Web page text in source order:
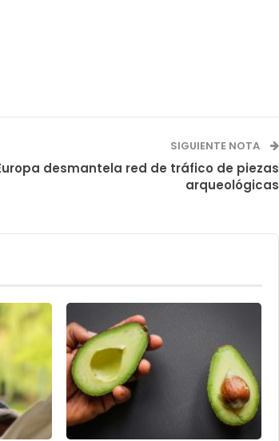
SIGUIENTE NOTA
desmantela red de tráfico de piezas
arqueológicas